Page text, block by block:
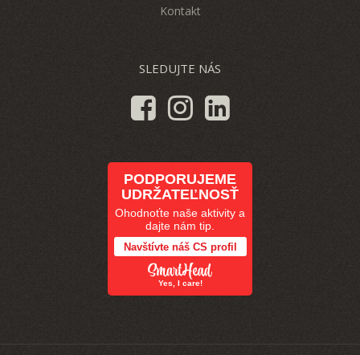
Kontakt
SLEDUJTE NÁS
PODPORUJEME
UDRŽATEĽNOSŤ
Ohodnoťte naše aktivity a
dajte nám tip.
Navštívte náš CS profil
Yes, I care!